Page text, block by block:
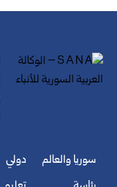
سوريا والعالم
دولي